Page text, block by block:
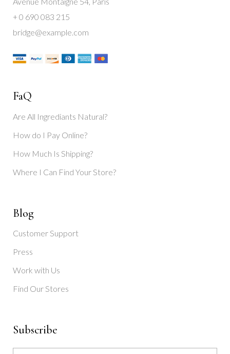
+ 0 690 083 215
bridge@example.com
FaQ
Are All Ingrediants Natural?
How do I Pay Online?
How Much Is Shipping?
Where I Can Find Your Store?
Blog
Customer Support
Press
Work with Us
Find Our Stores
Subscribe